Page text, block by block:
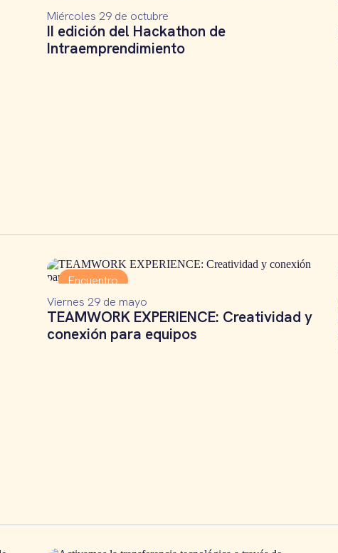
II edición del Hackathon de
Intraemprendimiento
Miércoles 29 de octubre
Encuentro
TEAMWORK EXPERIENCE: Creatividad y
conexión para equipos
Viernes 29 de mayo